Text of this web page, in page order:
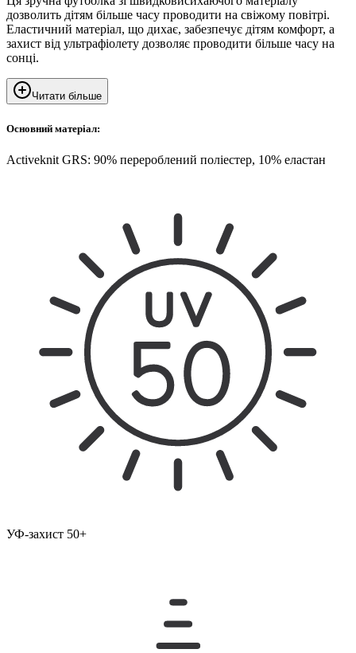
дозволить дітям більше часу проводити на свіжому повітрі.
Еластичний матеріал, що дихає, забезпечує дітям комфорт, а
захист від ультрафіолету дозволяє проводити більше часу на
сонці.
Читати більше
Основний матеріал:
Activeknit GRS: 90% перероблений поліестер, 10% еластан
УФ-захист 50+